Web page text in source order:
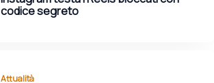
codice segreto
Attualità